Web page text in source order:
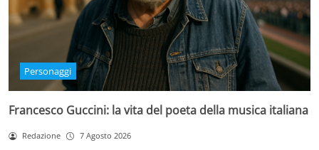
Personaggi
Francesco Guccini: la vita del poeta della musica italiana
Redazione 7 Agosto 2026